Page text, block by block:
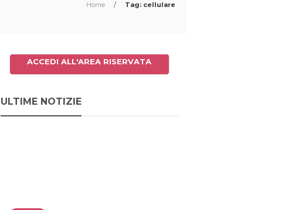
Home / Tag: cellulare
ACCEDI ALL'AREA RISERVATA
ULTIME NOTIZIE